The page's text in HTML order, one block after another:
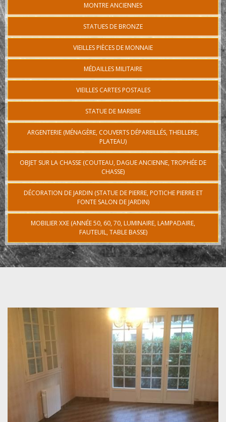
MONTRE ANCIENNES
STATUES DE BRONZE
VIEILLES PIÈCES DE MONNAIE
MÉDAILLES MILITAIRE
VIEILLES CARTES POSTALES
STATUE DE MARBRE
ARGENTERIE (MÉNAGÈRE, COUVERTS DÉPAREILLÉS, THEILLERE,
PLATEAU)
OBJET SUR LA CHASSE (COUTEAU, DAGUE ANCIENNE, TROPHÉE DE
CHASSE)
DÉCORATION DE JARDIN (STATUE DE PIERRE, POTICHE PIERRE ET
FONTE SALON DE JARDIN)
MOBILIER XXE (ANNÉE 50, 60, 70, LUMINAIRE, LAMPADAIRE,
FAUTEUIL, TABLE BASSE)